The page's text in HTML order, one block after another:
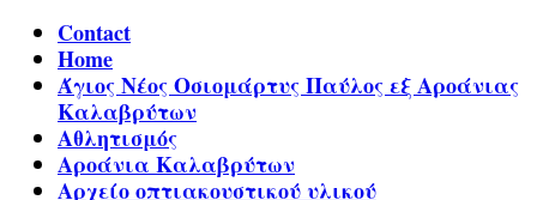
Contact
Home
Άγιος Νέος Οσιομάρτυς Παύλος εξ Αροάνιας
Καλαβρύτων
Αθλητισμός
Αροάνια Καλαβρύτων
Αρχείο οπτιακουστικού υλικού